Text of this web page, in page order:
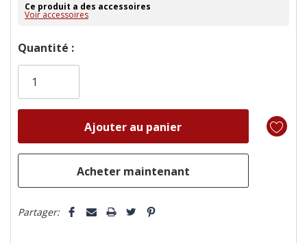
Ce produit a des accessoires
Voir accessoires
Dépêchez-
vous!
plus
Quantité :
Partager: